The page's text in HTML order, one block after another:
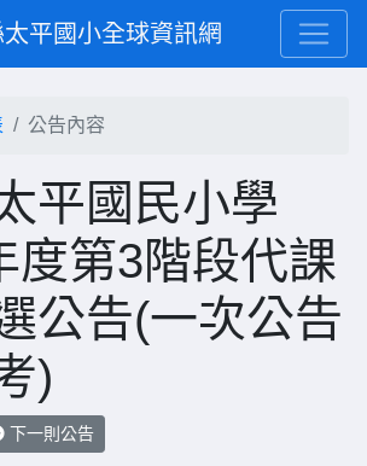
平國小全球資訊網
公告內容
平國民小學
度第3階段代課
公告(一次公告
)
下一則公告